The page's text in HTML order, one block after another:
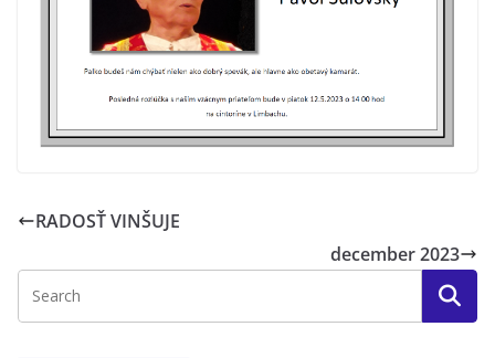
RADOSŤ VINŠUJE
december 2023